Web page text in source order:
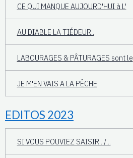
CE QUI MANQUE AUJOURD'HUI à L'
AU DIABLE LA TIÉDEUR..
LABOURAGES & PÂTURAGES sont le
JE M'EN VAIS A LA PÊCHE
EDITOS 2023
SI VOUS POUVIEZ SAISIR.../...